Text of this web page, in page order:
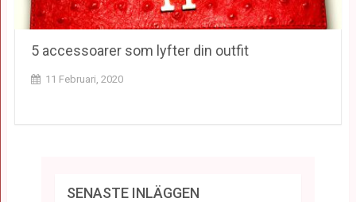
5 accessoarer som lyfter din outfit
11 Februari, 2020
SENASTE INLÄGGEN